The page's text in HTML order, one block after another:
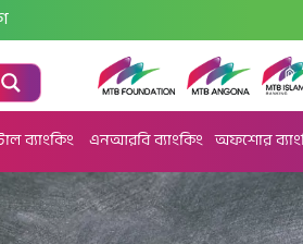
ব্যাংকিং এনআরবি ব্যাংকিং অফশোর